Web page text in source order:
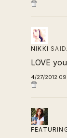
NIKKI
LOVE
4/27/2012